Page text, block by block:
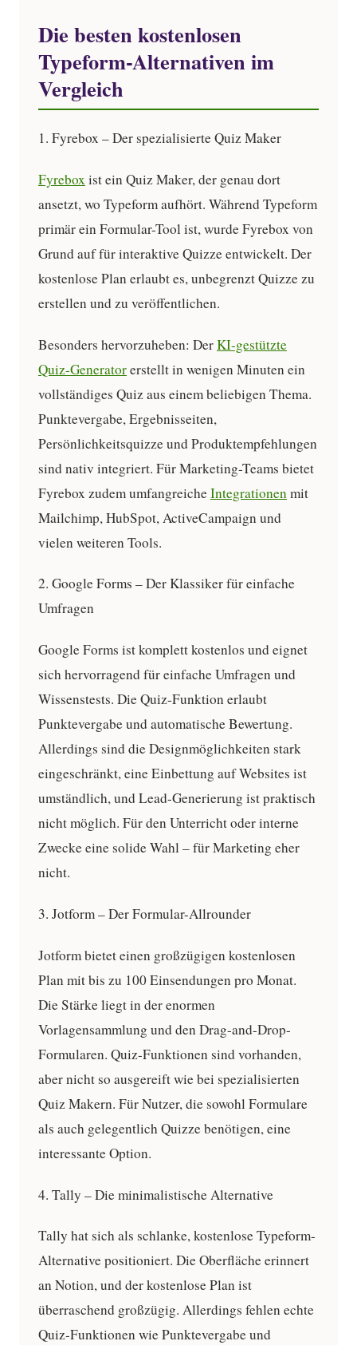
Die besten kostenlosen
Typeform-Alternativen im
Vergleich
1. Fyrebox – Der spezialisierte Quiz Maker
Fyrebox ist ein Quiz Maker, der genau dort
ansetzt, wo Typeform aufhört. Während Typeform
primär ein Formular-Tool ist, wurde Fyrebox von
Grund auf für interaktive Quizze entwickelt. Der
kostenlose Plan erlaubt es, unbegrenzt Quizze zu
erstellen und zu veröffentlichen.
Besonders hervorzuheben: DerKI-gestützte
Quiz-Generatorerstellt in wenigen Minuten ein
vollständiges Quiz aus einem beliebigen Thema.
Punktevergabe, Ergebnisseiten,
Persönlichkeitsquizze und Produktempfehlungen
sind nativ integriert. Für Marketing-Teams bietet
Fyrebox zudem umfangreicheIntegrationen mit
Mailchimp, HubSpot, ActiveCampaign und
vielen weiteren Tools.
2. Google Forms – Der Klassiker für einfache
Umfragen
Google Forms ist komplett kostenlos und eignet
sich hervorragend für einfache Umfragen und
Wissenstests. Die Quiz-Funktion erlaubt
Punktevergabe und automatische Bewertung.
Allerdings sind die Designmöglichkeiten stark
eingeschränkt, eine Einbettung auf Websites ist
umständlich, und Lead-Generierung ist praktisch
nicht möglich. Für den Unterricht oder interne
Zwecke eine solide Wahl – für Marketing eher
nicht.
3. Jotform – Der Formular-Allrounder
Jotform bietet einen großzügigen kostenlosen
Plan mit bis zu 100 Einsendungen pro Monat.
Die Stärke liegt in der enormen
Vorlagensammlung und den Drag-and-Drop-
Formularen. Quiz-Funktionen sind vorhanden,
aber nicht so ausgereift wie bei spezialisierten
Quiz Makern. Für Nutzer, die sowohl Formulare
als auch gelegentlich Quizze benötigen, eine
interessante Option.
4. Tally – Die minimalistische Alternative
Tally hat sich als schlanke, kostenlose Typeform-
Alternative positioniert. Die Oberfläche erinnert
an Notion, und der kostenlose Plan ist
überraschend großzügig. Allerdings fehlen echte
Quiz-Funktionen wie Punktevergabe und